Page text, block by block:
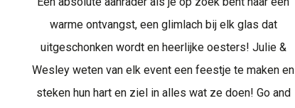
warme ontvangst, een glimlach bij elk glas dat
uitgeschonken wordt en heerlijke oesters! Julie &
Wesley weten van elk event een feestje te maken en
steken hun hart en ziel in alles wat ze doen! Go and